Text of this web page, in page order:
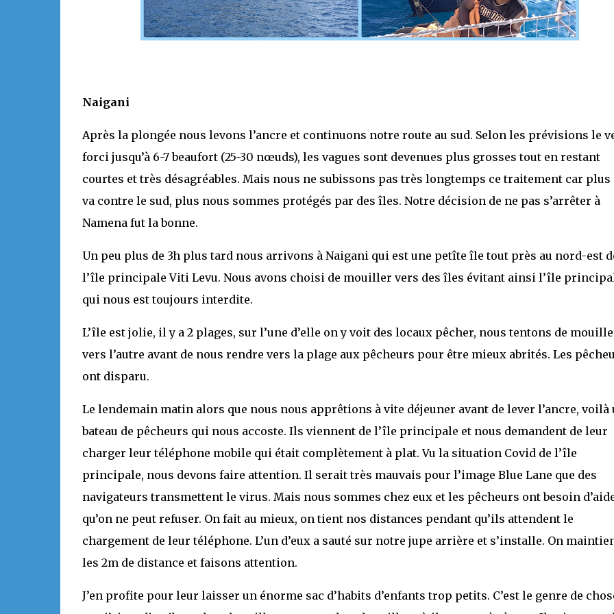
Naigani
Après la plongée nous levons l’ancre et continuons notre route au sud. Selon les prévisions le
forci jusqu’à 6-7 beaufort (25-30 nœuds), les vagues sont devenues plus grosses tout en restant
courtes et très désagréables. Mais nous ne subissons pas très longtemps ce traitement car plus
va contre le sud, plus nous sommes protégés par des îles. Notre décision de ne pas s’arrêter à
Namena fut la bonne.
Un peu plus de 3h plus tard nous arrivons à Naigani qui est une petîte île tout près au nord-est
l’île principale Viti Levu. Nous avons choisi de mouiller vers des îles évitant ainsi l’île
qui nous est toujours interdite.
L’île est jolie, il y a 2 plages, sur l’une d’elle on y voit des locaux pêcher, nous tentons de
vers l’autre avant de nous rendre vers la plage aux pêcheurs pour être mieux abrités. Les
ont disparu.
Le lendemain matin alors que nous nous apprêtions à vite déjeuner avant de lever l’ancre, voilà
bateau de pêcheurs qui nous accoste. Ils viennent de l’île principale et nous demandent de leur
charger leur téléphone mobile qui était complètement à plat. Vu la situation Covid de l’île
principale, nous devons faire attention. Il serait très mauvais pour l’image Blue Lane que des
navigateurs transmettent le virus. Mais nous sommes chez eux et les pêcheurs ont besoin
qu’on ne peut refuser. On fait au mieux, on tient nos distances pendant qu’ils attendent le
chargement de leur téléphone. L’un d’eux a sauté sur notre jupe arrière et s’installe. On
les 2m de distance et faisons attention.
J’en profite pour leur laisser un énorme sac d’habits d’enfants trop petits. C’est le genre de